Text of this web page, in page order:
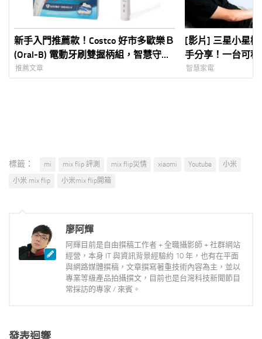
新手入門推薦款！Costco 好市多歐樂Ｂ
(Oral-B) 電動牙刷雙握柄組，智慧守護
全家人的口腔健康
推薦文章
[影片] 三星小星機
手分享！一台可
幕，電視、平板
智慧家電
標籤： mi mix flip 評測 mix flip災情 xiaomi Youtube
小米
小米 mix flip
小米mix flip開箱
廖阿輝
阿輝目前是自由撰稿工作者 + 全職攝影師 + 社群網站
經營，本身 IT 與資訊背景經驗約 10 年，也有在平面
與網路媒體撰稿，文章撰寫著重技術內容為主，並以
專業等級產品拍攝撰文，目前也是台灣科技新聞節目
常採訪的專家 / 來賓。